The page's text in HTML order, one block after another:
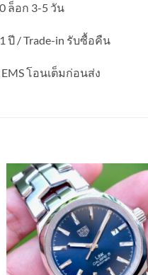
ล็อก 3-5 วัน
ปี / Trade-in รับซื้อคืน
โอนเต็มก่อนส่ง